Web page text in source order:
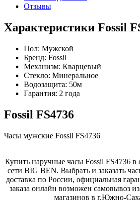
Отзывы
Характеристики Fossil
Пол: Мужской
Бренд: Fossil
Механизм: Кварцевый
Стекло: Минеральное
Водозащита: 50м
Гарантия: 2 года
Fossil FS4736
Часы мужские Fossil FS4736
Купить наручные часы Fossil FS4736 в
сети BIG BEN. Выбрать и заказать
доставка по России, официальная
заказа онлайн возможен самовывоз
магазинов в г.Южно-